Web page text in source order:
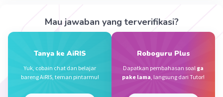
tembung saroja
27 Februari 2024 06:29
indah sekali
Beri Rating·0.0( Balas
Mau jawaban yang terverifikasi?
Tanya ke AiRIS
Yuk, cobain chat dan belajar
bareng AiRIS, teman pintarmu!
Roboguru Plus
Dapatkan pembahasan soal ga
pake lama, langsung dari Tutor!